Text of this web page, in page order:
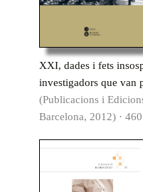
XXI, dades i fets
investigadors que
(Publicacions i
Barcelona, 2012) ·